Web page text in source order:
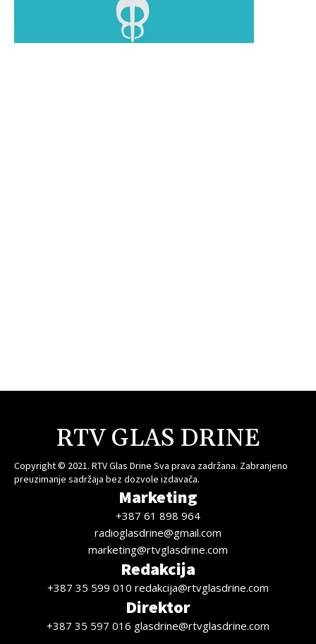
RTV GLAS DRINE
Copyright © 2021. RTV Glas Drine Sva prava zadržana. Zabranjeno
preuzimanje sadržaja bez dozvole izdavača.
Marketing
+387 61 898 964
radioglasdrine@gmail.com
marketing@rtvglasdrine.com
Redakcija
+387 35 599 010 redakcija@rtvglasdrine.com
Direktor
+387 35 597 016 glasdrine@rtvglasdrine.com